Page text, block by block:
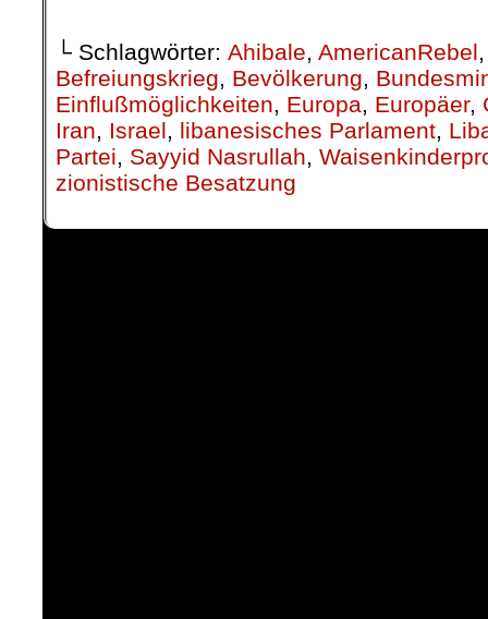
└ Schlagwörter: Ahibale, AmericanRebel
Befreiungskrieg, Bevölkerung,
Einflußmöglichkeiten, Europa, Europäer,
Iran, Israel, libanesisches Parlament,
Partei, Sayyid Nasrullah,
zionistische Besatzung